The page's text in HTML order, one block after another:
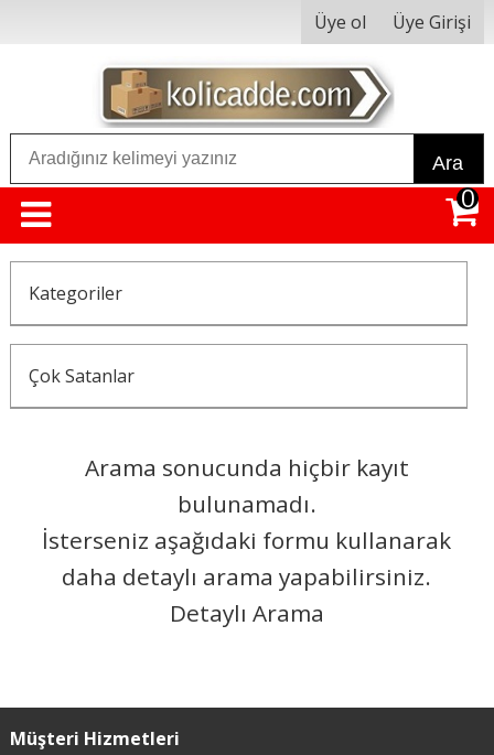
Üye ol Üye Girişi
Ara
0
Kategoriler
Çok Satanlar
Arama sonucunda hiçbir kayıt
bulunamadı.
İsterseniz aşağıdaki formu kullanarak
daha detaylı arama yapabilirsiniz.
Detaylı Arama
Müşteri Hizmetleri